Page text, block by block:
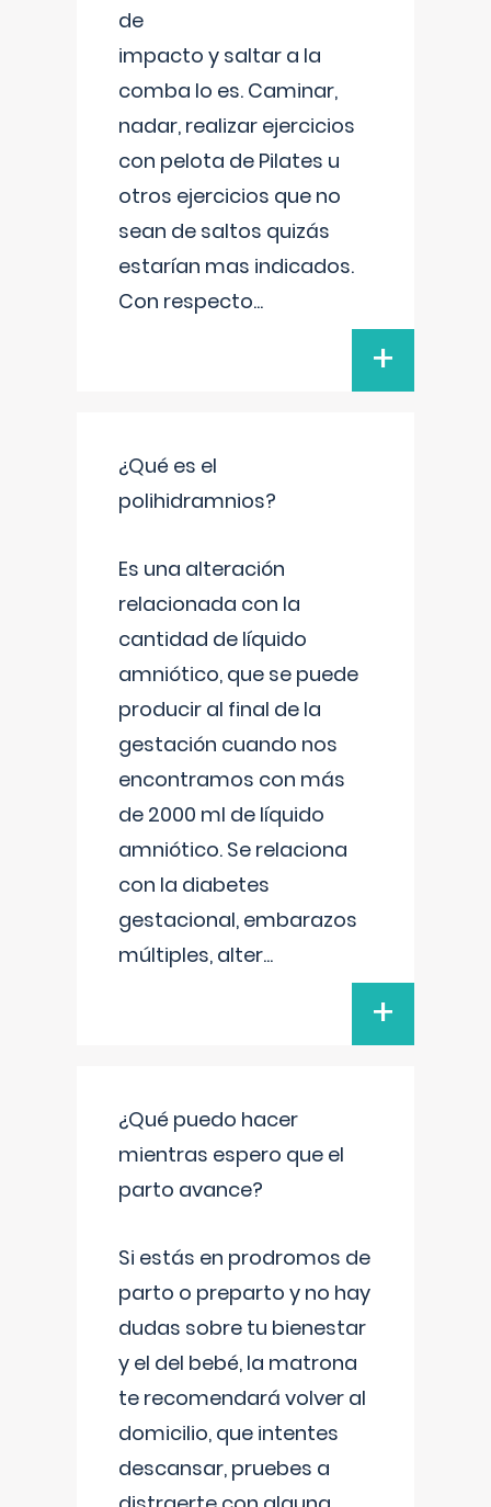
de
impacto y saltar a la
comba lo es. Caminar,
nadar, realizar ejercicios
con pelota de Pilates u
otros ejercicios que no
sean de saltos quizás
estarían mas indicados.
Con respecto...
+
¿Qué es el
polihidramnios?
Es una alteración
relacionada con la
cantidad de líquido
amniótico, que se puede
producir al final de la
gestación cuando nos
encontramos con más
de 2000 ml de líquido
amniótico. Se relaciona
con la diabetes
gestacional, embarazos
múltiples, alter...
+
¿Qué puedo hacer
mientras espero que el
parto avance?
Si estás en prodromos de
parto o preparto y no hay
dudas sobre tu bienestar
y el del bebé, la matrona
te recomendará volver al
domicilio, que intentes
descansar, pruebes a